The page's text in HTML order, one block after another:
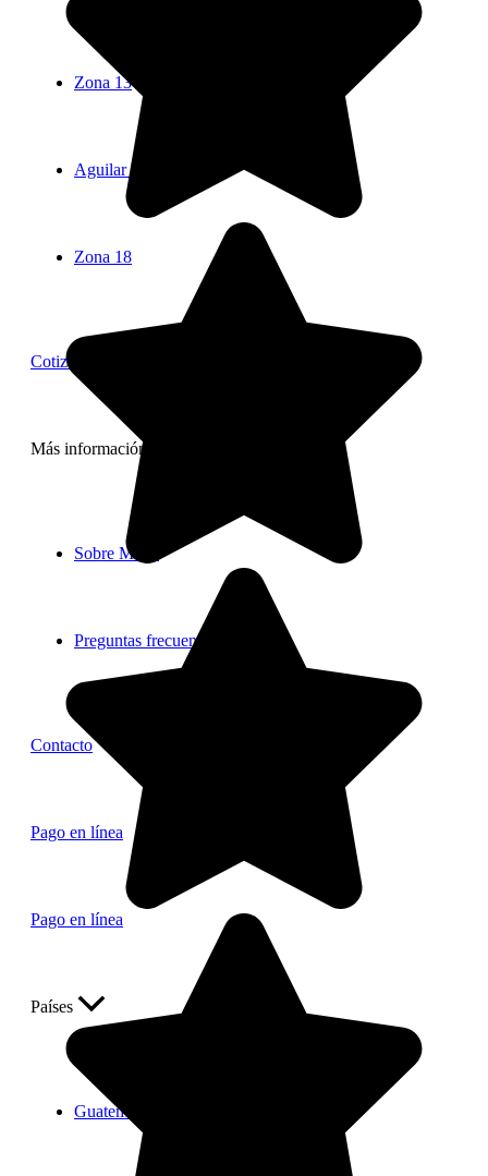
Zona 13
Aguilar Batres
Zona 18
Cotizar
Más información
Sobre Mr. B
Preguntas frecuentes
Contacto
Pago en línea
Pago en línea
Países
Guatemala